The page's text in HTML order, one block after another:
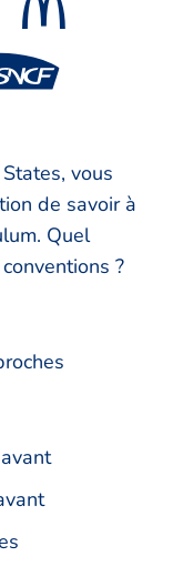
vous
de savoir à
Quel
?